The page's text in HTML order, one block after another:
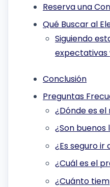
Reserva una
Qué Buscar al
Siguiendo
expectativas
Conclusión
Preguntas
¿Dónde es
¿Son
¿Es seguro
¿Cuál es el
¿Cuánto